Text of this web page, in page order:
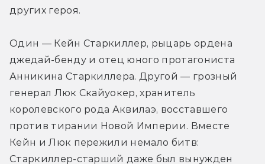
других героя.
Один — Кейн Старкиллер, рыцарь ордена
джедай-бенду и отец юного протагониста
Анникина Старкиллера. Другой — грозный
генерал Люк Скайуокер, хранитель
королевского рода Аквилаэ, восставшего
против тирании Новой Империи. Вместе
Кейн и Люк пережили немало битв:
Старкиллер-старший даже был вынужден